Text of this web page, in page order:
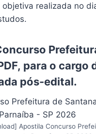
objetiva realizada no
para o cargo
pós-edital.
Apostila Concurso